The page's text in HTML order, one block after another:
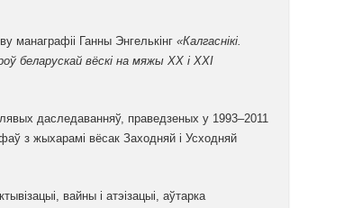
манаграфіі Ганны Энгелькінг «Калгаснікі.
беларускай вёскі на мяжы XX і XXI
даследаванняў, праведзеных у 1993–2011
з жыхарамі вёсак Заходняй і Усходняй
вайны і атэізацыі, аўтарка